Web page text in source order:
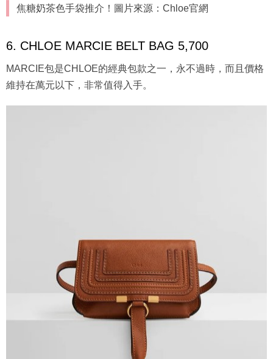
焦糖奶茶色手袋推介！圖片來源：Chloe官網
6. CHLOE MARCIE BELT BAG 5,700
MARCIE包是CHLOE的經典包款之一，永不過時，而且價格
維持在萬元以下，非常值得入手。